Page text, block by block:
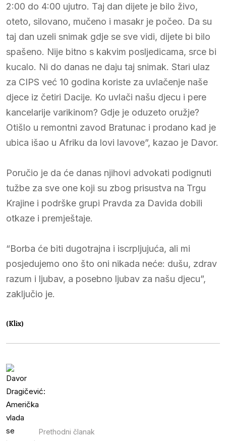
2:00 do 4:00 ujutro. Taj dan dijete je bilo živo,
oteto, silovano, mučeno i masakr je počeo. Da su
taj dan uzeli snimak gdje se sve vidi, dijete bi bilo
spašeno. Nije bitno s kakvim posljedicama, srce bi
kucalo. Ni do danas ne daju taj snimak. Stari ulaz
za CIPS već 10 godina koriste za uvlačenje naše
djece iz četiri Dacije. Ko uvlači našu djecu i pere
kancelarije varikinom? Gdje je oduzeto oružje?
Otišlo u remontni zavod Bratunac i prodano kad je
ubica išao u Afriku da lovi lavove”, kazao je Davor.
Poručio je da će danas njihovi advokati podignuti
tužbe za sve one koji su zbog prisustva na Trgu
Krajine i podrške grupi Pravda za Davida dobili
otkaze i premještaje.
“Borba će biti dugotrajna i iscrpljujuća, ali mi
posjedujemo ono što oni nikada neće: dušu, zdrav
razum i ljubav, a posebno ljubav za našu djecu”,
zaključio je.
(Klix)
Prethodni članak